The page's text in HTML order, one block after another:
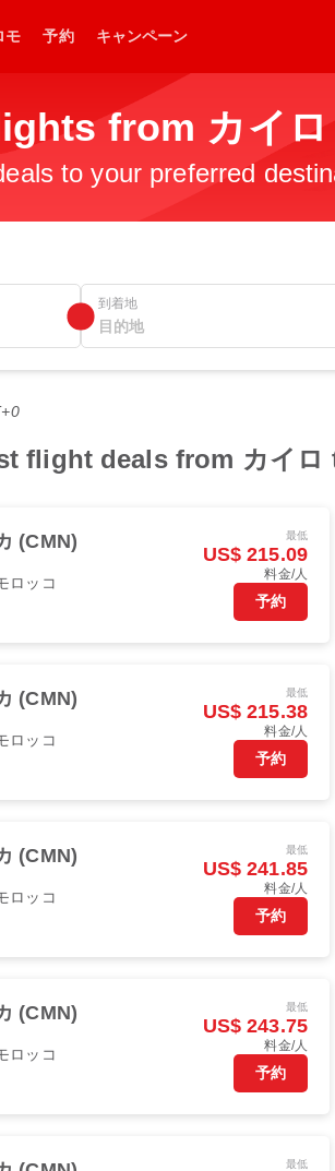
モ 予約 キャンペーン
from カイ
to your preferred
到着地
flight deals from カイロ
(CMN)
ロッコ
最低
US$ 215.09
料金/人
予約
(CMN)
ロッコ
最低
US$ 215.38
料金/人
予約
(CMN)
ロッコ
最低
US$ 241.85
料金/人
予約
(CMN)
ロッコ
最低
US$ 243.75
料金/人
予約
最低